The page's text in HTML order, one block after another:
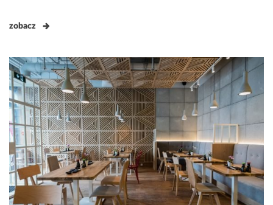
zobacz